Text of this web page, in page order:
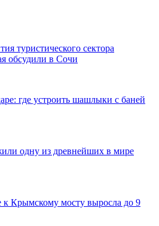
туристического сектора
обсудили в Сочи
где устроить шашлыки с баней
одну из древнейших в мире
к Крымскому мосту выросла до 9